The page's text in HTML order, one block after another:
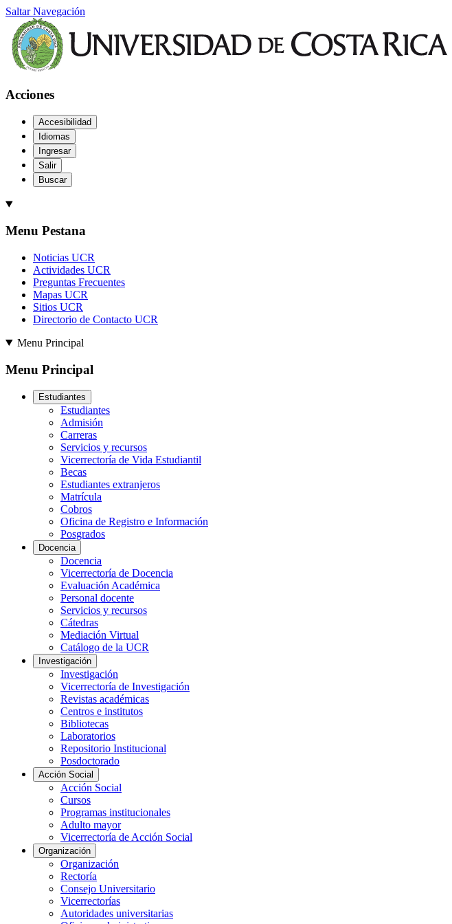
Saltar Navegación
Acciones
Accesibilidad
Idiomas
Ingresar
Salir
Buscar
Menu Pestana
Noticias UCR
Actividades UCR
Preguntas Frecuentes
Mapas UCR
Sitios UCR
Directorio de Contacto UCR
Menu Principal
Menu Principal
Estudiantes
Estudiantes
Admisión
Carreras
Servicios y recursos
Vicerrectoría de Vida Estudiantil
Becas
Estudiantes extranjeros
Matrícula
Cobros
Oficina de Registro e Información
Posgrados
Docencia
Docencia
Vicerrectoría de Docencia
Evaluación Académica
Personal docente
Servicios y recursos
Cátedras
Mediación Virtual
Catálogo de la UCR
Investigación
Investigación
Vicerrectoría de Investigación
Revistas académicas
Centros e institutos
Bibliotecas
Laboratorios
Repositorio Institucional
Posdoctorado
Acción Social
Acción Social
Cursos
Programas institucionales
Adulto mayor
Vicerrectoría de Acción Social
Organización
Organización
Rectoría
Consejo Universitario
Vicerrectorías
Autoridades universitarias